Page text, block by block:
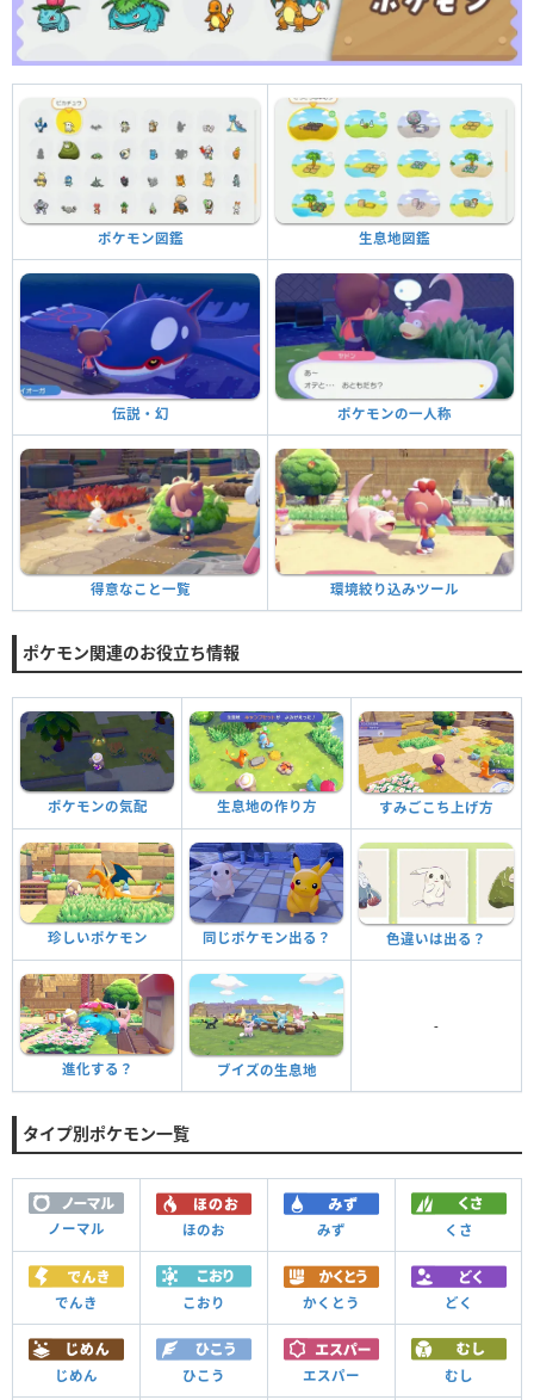
ポケモン図鑑 生息地図鑑
伝説・幻 ポケモンの一人称
得意なこと一覧 環境絞り込みツール
ポケモン関連のお役立ち情報
ポケモンの気配 生息地の作り方 すみごこち上げ方
珍しいポケモン 同じポケモン出る？ 色違いは出る？
進化する？ ブイズの生息地
-
タイプ別ポケモン一覧
ノーマル ほのお みず くさ
でんき こおり かくとう どく
じめん ひこう エスパー むし